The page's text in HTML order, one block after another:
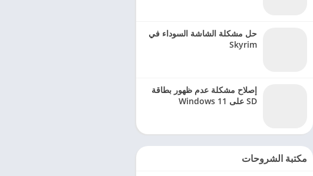
حل مشكلة الشاشة السوداء في
Skyrim
إصلاح مشكلة عدم ظهور بطاقة
SD على Windows 11
مكتبة الشروحات